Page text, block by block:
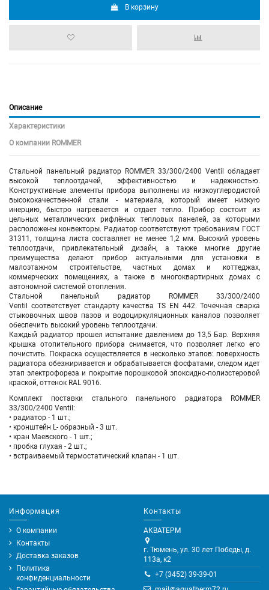
В корзину
Описание
Характеристики
О компании ROMMER
Стальной панельный радиатор ROMMER 33/300/2400 Ventil обладает
высокой теплоотдачей, эффективностью и надежностью.
Конструктивные элементы прибора выполнены из низкоуглеродистой
высококачественной стали - материала, который имеет низкую
инерцию, быстро нагревается и отдает тепло. Прибор состоит из
цельных металлических рифлёных тепловых панелей, за которыми
расположены конвекторы. Радиатор соответствуют требованиям ГОСТ
31311, толщина листа составляет не менее 1,2 мм. Высокий уровень
теплоотдачи, привлекательный дизайн, а также многие другие
преимущества делают прибор актуальными для установки в
малоэтажном строительстве, частных домах и коттеджах,
коммерческих помещениях, а также в многоквартирных домах с
автономной системой отопления.
Стальной панельный радиатор ROMMER 33/300/2400
Ventil соответствует стандарту качества TS EN 442. Точечная сварка
стыковочных швов пазов и водоциркуляционных каналов позволяет
обеспечить высокий уровень теплоотдачи.
Каждый радиатор прошел испытание давлением до 13,5 Бар. Верхняя
крышка отопительного прибора снимается, что позволяет легко его
почистить. Покраска осуществляется в несколько этапов: поверхность
радиатора обезжиривается и обрабатывается фосфатами, следом идет
этап электрофореза и покрытие порошковой эпоксидно-полиэстеровой
краской, оттенок RAL 9016.
Комплект поставки стального панельного радиатора ROMMER
33/300/2400 Ventil:
• радиатор - 1 шт.;
• кронштейн L- образный - 3 шт.
• кран Маевского - 1 шт.;
• пробка глухая - 2 шт.;
• встраиваемый термостатический клапан - 1 шт.
Информация
О компании
Контакты
Доставка заказов
Политика
конфиденциальности
Контакты
АКВАТЕРМ
г. Тюмень, ул. 30 лет Победы, д.
113а, к2
+7 (3452) 39-39-01